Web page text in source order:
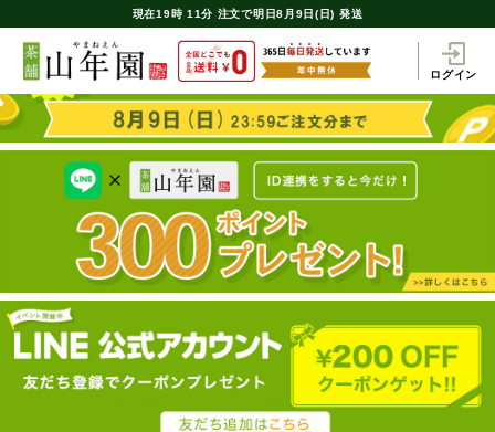
現在19時 11分 注文で明日8月9日(日) 発送
ログイン